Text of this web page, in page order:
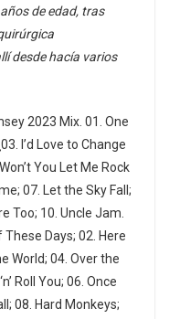
de edad, tras
desde hacía varios
2023 Mix. 01. One
I’d Love to Change
You Let Me Rock
07. Let the Sky Fall;
Too; 10. Uncle Jam.
Days; 02. Here
World; 04. Over the
Roll You; 06. Once
08. Hard Monkeys;